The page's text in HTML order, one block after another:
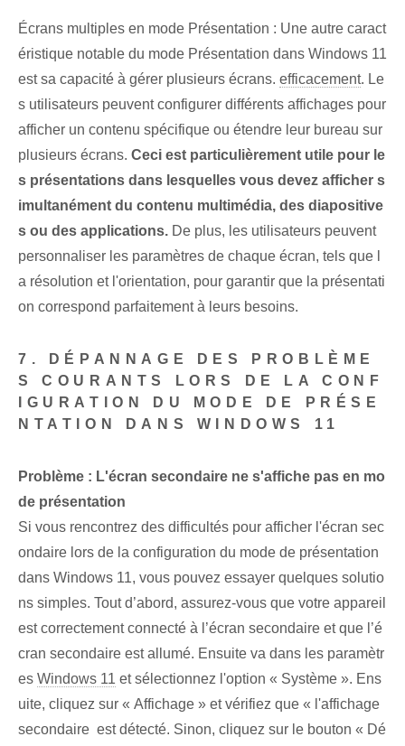
Écrans multiples en mode Présentation : Une autre caract
éristique notable du mode Présentation dans Windows 11
est sa capacité à gérer plusieurs écrans. efficacement. Le
s utilisateurs peuvent configurer différents affichages pour
afficher un contenu spécifique ou étendre leur bureau sur
plusieurs écrans. Ceci est particulièrement utile pour le
s présentations dans lesquelles vous devez afficher s
imultanément du contenu multimédia, des diapositive
s ou des applications. ⁣De plus, les utilisateurs peuvent
personnaliser les paramètres‌ de chaque⁢ écran, tels que ⁢l
a résolution et l'orientation, pour garantir que la présentati
on correspond parfaitement à ⁣leurs⁣ besoins.
7. DÉPANNAGE DES PROBLÈME
S COURANTS LORS DE LA CONF
IGURATION DU MODE DE PRÉSE
NTATION DANS WINDOWS 11
Problème : L'écran secondaire ne s'affiche pas en mo
de présentation
Si vous rencontrez des difficultés pour afficher l'écran sec
ondaire lors de la configuration du mode de présentation
dans Windows 11, vous pouvez essayer quelques solutio
ns simples. Tout d’abord, assurez-vous que votre appareil
est correctement connecté à l’écran secondaire et que l’é
cran secondaire est allumé. Ensuite va dans les paramètr
es Windows 11 et ⁢sélectionnez l'option « Système ». Ens
uite, cliquez sur « Affichage » et vérifiez que « l'affichage
secondaire ⁣ est détecté. Sinon, cliquez sur le bouton « Dé